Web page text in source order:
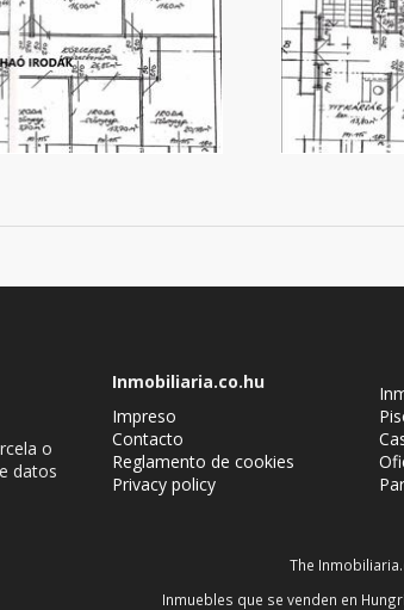
for the EU cookie law
o
datos
Inmobiliaria.co.hu
Impreso
Contacto
Reglamento de cookies
Privacy policy
The
Inmuebles que se venden en